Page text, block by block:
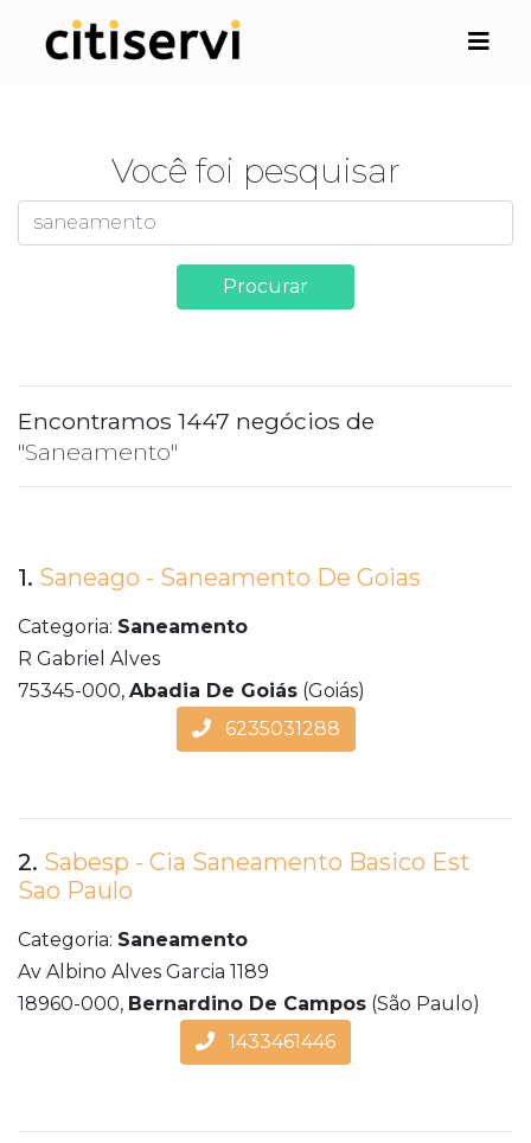
Você foi pesquisar
Procurar
Encontramos 1447 negócios de
"Saneamento"
1. Saneago - Saneamento De Goias
Categoria: Saneamento
R Gabriel Alves
75345-000, Abadia De Goiás (Goiás)
6235031288
2. Sabesp - Cia Saneamento Basico Est
Sao Paulo
Categoria: Saneamento
Av Albino Alves Garcia 1189
18960-000, Bernardino De Campos (São Paulo)
1433461446